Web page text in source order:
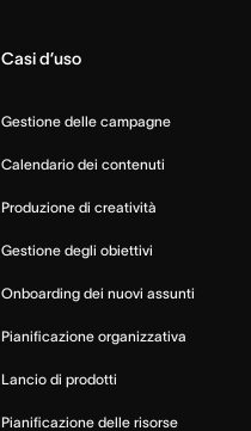
Casi d’uso
Gestione delle campagne
Calendario dei contenuti
Produzione di creatività
Gestione degli obiettivi
Onboarding dei nuovi assunti
Pianificazione organizzativa
Lancio di prodotti
Pianificazione delle risorse